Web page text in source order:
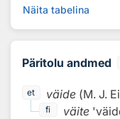
Näita tabelina
Päritolu andmed
et väide (M. J.
fi väite